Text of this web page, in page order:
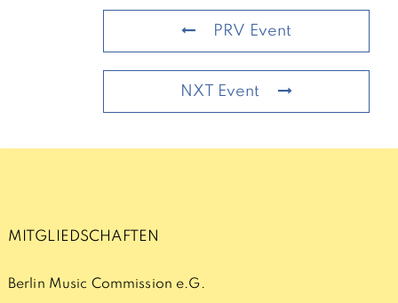
PRV Event
NXT Event
MITGLIEDSCHAFTEN
Berlin Music Commission e.G.